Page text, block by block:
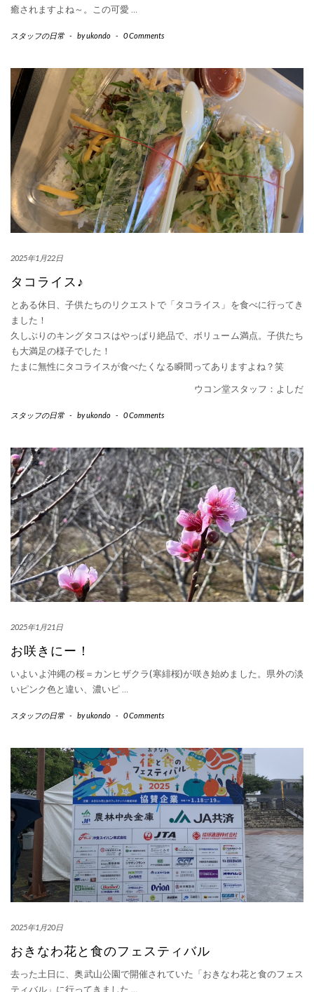
癒されますよね～。この可愛 …
スタッフの日常 - byukondo - 0 Comments
2025年1月22日
タコライス♪
とある休日、子供たちのリクエストで「タコライス」を食べに行ってき
ました！
久しぶりのキングタコスはやっぱり絶品で、ボリューム満点。子供たち
も大満足の様子でした！
たまに無性にタコライスが食べたくなる瞬間ってありますよね？笑
ウコン堂スタッフ：よしだ
スタッフの日常 - byukondo - 0 Comments
2025年1月21日
お咲きにー！
いよいよ沖縄の桜＝カンヒザクラ(寒緋桜)が咲き始めました。県外の淡
いピンク色と違い、濃いピ …
スタッフの日常 - byukondo - 0 Comments
2025年1月20日
おきなわ花と食のフェスティバル
去った土日に、奥武山公園で開催されていた「おきなわ花と食のフェス
ティバル」に行ってきました …